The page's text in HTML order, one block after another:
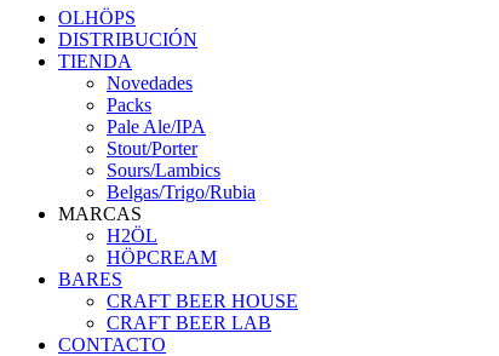
OLHÖPS
DISTRIBUCIÓN
TIENDA
Novedades
Packs
Pale Ale/IPA
Stout/Porter
Sours/Lambics
Belgas/Trigo/Rubia
MARCAS
H2ÖL
HÖPCREAM
BARES
CRAFT BEER HOUSE
CRAFT BEER LAB
CONTACTO